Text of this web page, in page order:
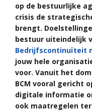
op de bestuurlijke
crisis de
brengt.
bestuur uiteindelijk
Bedrijfscontinuïteit
jouw hele
voor. Vanuit het
BCM vooral gericht
digitale informatie
ook maatregelen